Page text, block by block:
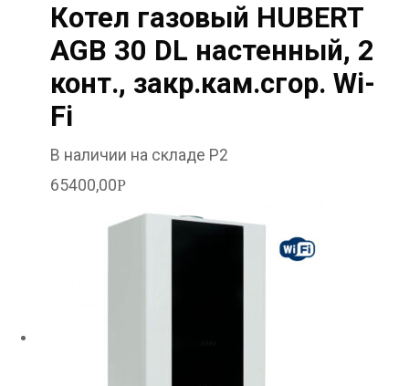
Котел газовый HUBERT
AGB 30 DL настенный, 2
конт., закр.кам.сгор. Wi-
Fi
В наличии на складе Р2
65400,00Р